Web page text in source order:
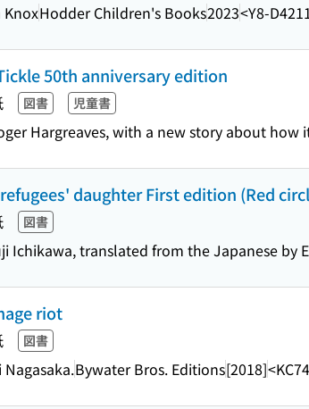
KnoxHodder Children's Books2023<Y8-
50th anniversary edition
図書 児童書
Hargreaves, with a new story about how
daughter First edition (Red
図書
Ichikawa, translated from the Japanese by
riot
図書
Nagasaka.Bywater Bros. Editions[2018]